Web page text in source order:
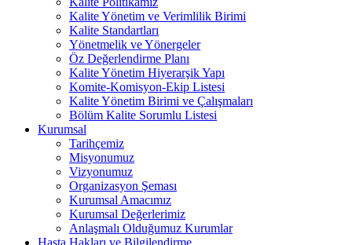
Kalite Yönetim ve Verimlilik Birimi
Kalite Standartları
Yönetmelik ve Yönergeler
Öz Değerlendirme Planı
Kalite Yönetim Hiyerarşik Yapı
Komite-Komisyon-Ekip Listesi
Kalite Yönetim Birimi ve Çalışmaları
Bölüm Kalite Sorumlu Listesi
Kurumsal
Tarihçemiz
Misyonumuz
Vizyonumuz
Organizasyon Şeması
Kurumsal Amacımız
Kurumsal Değerlerimiz
Anlaşmalı Olduğumuz Kurumlar
Hasta Hakları ve Bilgilendirme